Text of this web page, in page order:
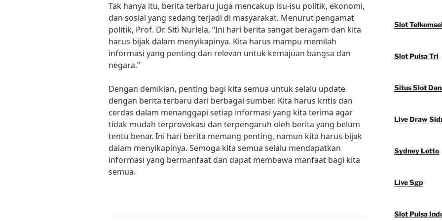
Tak hanya itu, berita terbaru juga mencakup isu-isu politik, ekonomi,
dan sosial yang sedang terjadi di masyarakat. Menurut pengamat
politik, Prof. Dr. Siti Nurlela, “Ini hari berita sangat beragam dan kita
harus bijak dalam menyikapinya. Kita harus mampu memilah
informasi yang penting dan relevan untuk kemajuan bangsa dan
negara.”
Dengan demikian, penting bagi kita semua untuk selalu update
dengan berita terbaru dari berbagai sumber. Kita harus kritis dan
cerdas dalam menanggapi setiap informasi yang kita terima agar
tidak mudah terprovokasi dan terpengaruh oleh berita yang belum
tentu benar. Ini hari berita memang penting, namun kita harus bijak
dalam menyikapinya. Semoga kita semua selalu mendapatkan
informasi yang bermanfaat dan dapat membawa manfaat bagi kita
semua.
Slot
Slot Pulsa Tri
Situs Slot
Live Draw
Sydney Lotto
Live Sgp
Slot Pulsa